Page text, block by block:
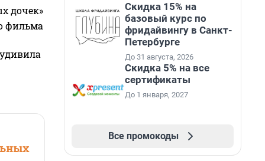
дочек»
фильма
Скидка 15% на
базовый курс по
фридайвингу в Санкт-
Петербурге
До 31 августа, 2026
Скидка 5% на все
сертификаты
До 1 января, 2027
Все промокоды